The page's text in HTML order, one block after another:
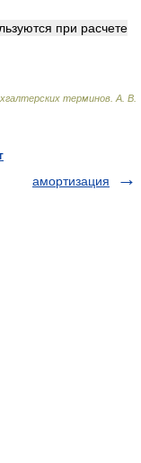
при расчете
терминов А. В.
амортизация